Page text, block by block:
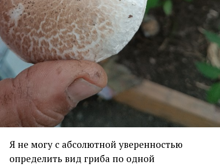
Я не могу с абсолютной уверенностью
определить вид гриба по одной